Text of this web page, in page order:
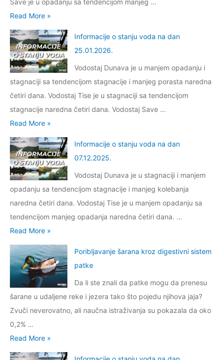
Save je u opadanju sa tendencijom manjeg …
I
n
f
o
r
m
a
c
i
j
e
o
s
u
v
o
d
a
n
a
Read More »
Informacije o stanju voda na dan
25.01.2026.
Vodostaj Dunava je u manjem opadanju i
stagnaciji sa tendencijom stagnacije i manjeg porasta naredna
četiri dana. Vodostaj Tise je u stagnaciji sa tendencijom
stagnacije naredna četiri dana. Vodostaj Save …
I
n
f
o
r
m
a
c
i
j
e
o
s
u
Read More »
Informacije o stanju voda na dan
07.12.2025.
Vodostaj Dunava je u stagnaciji i manjem
opadanju sa tendencijom stagnacije i manjeg kolebanja
naredna četiri dana. Vodostaj Tise je u manjem opadanju sa
tendencijom manjeg opadanja naredna četiri dana. …
I
n
f
m
a
c
i
j
Read More »
Poribljavanje šarana kroz digestivni sistem
patke
Da li ste znali da patke mogu da prenesu
šarane u udaljene reke i jezera tako što pojedu njihova jaja?
Zvuči neverovatno, ali naučna istraživanja su pokazala da oko
0,2% …
P
o
Read More »